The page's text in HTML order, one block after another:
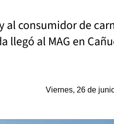
al consumidor de
al MAG en
Viernes, 26 de